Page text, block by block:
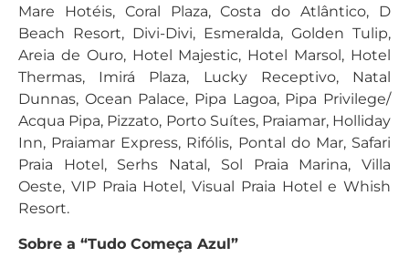
Mare Hotéis, Coral Plaza, Costa do Atlântico, D
Beach Resort, Divi-Divi, Esmeralda, Golden Tulip,
Areia de Ouro, Hotel Majestic, Hotel Marsol, Hotel
Thermas, Imirá Plaza, Lucky Receptivo, Natal
Dunnas, Ocean Palace, Pipa Lagoa, Pipa Privilege/
Acqua Pipa, Pizzato, Porto Suítes, Praiamar, Holliday
Inn, Praiamar Express, Rifólis, Pontal do Mar, Safari
Praia Hotel, Serhs Natal, Sol Praia Marina, Villa
Oeste, VIP Praia Hotel, Visual Praia Hotel e Whish
Resort.
Sobre a “Tudo Começa Azul”